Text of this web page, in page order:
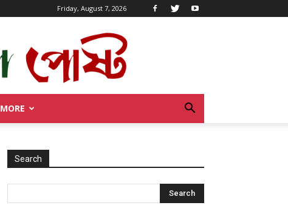
Friday, August 7, 2026
MORE
Search